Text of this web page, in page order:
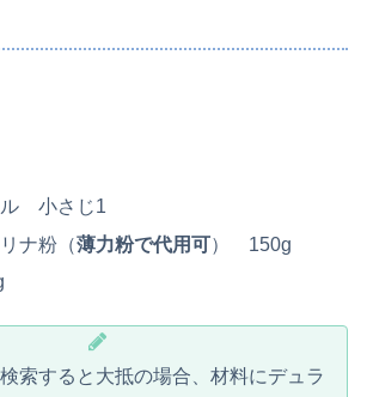
ル 小さじ1
ナ粉（薄力粉で代用可） 150g
索すると大抵の場合、材料にデュラ